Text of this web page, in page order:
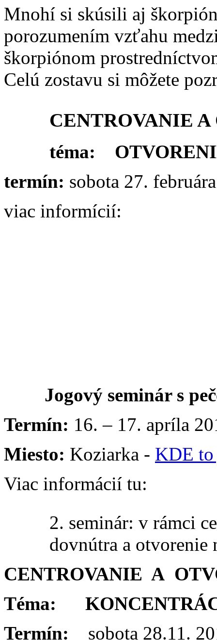
Mnohí si skúsili aj
porozumením vzťahu
škorpiónom
Celú zostavu si môžete
CENTROVANIE
téma:
termín: sobota 27.
viac informícií:
Jogový seminár s
Termín: 16. – 17. apríla
Miesto: Koziarka - KDE
Viac informácií tu:
2. seminár: v rámci
dovnútra a otvorenie
CENTROVANIE A
Téma:
Termín: sobota 28.11.